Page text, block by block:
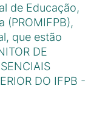
de Educação,
(PROMIFPB),
que estão
DE
DO IFPB -